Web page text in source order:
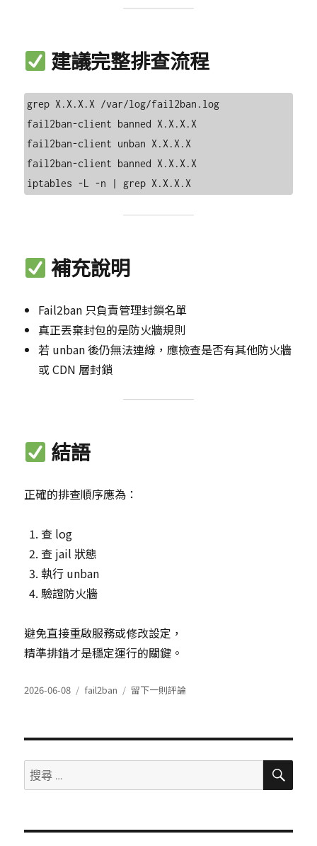
建議完整排查流程
grep X.X.X.X /var/log/fail2ban.log
fail2ban-client banned X.X.X.X
fail2ban-client unban X.X.X.X
fail2ban-client banned X.X.X.X
補充說明
Fail2ban 只負責管理封鎖名單
真正丟棄封包的是防火牆規則
若 unban 後仍無法連線，應檢查是否有其他防火牆
或 CDN 層封鎖
結語
正確的排查順序應為：
查 log
查 jail 狀態
執行 unban
驗證防火牆
避免直接重啟服務或修改設定，
精準排錯才是穩定運行的關鍵。
發
2026-06-08
分
fail2ban 留下一則評論在
查
解
搜
尋：
搜